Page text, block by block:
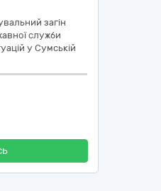
загін
служби
у Сумській